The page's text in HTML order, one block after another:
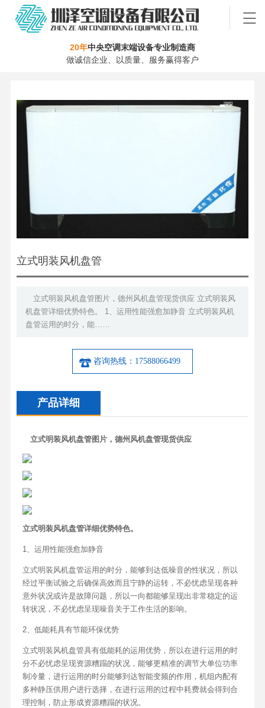
20年中央空调末端设备专业制造商
做诚信企业、以质量、服务赢得客户
立式明装风机盘管
立式明装风机盘管图片，德州风机盘管现货供应 立式明装风
机盘管详细优势特色。 1、运用性能强愈加静音 立式明装风机
盘管运用的时分，能……
咨询热线：17588066499
产品详细
立式明装风机盘管图片，德州风机盘管现货供应
立式明装风机盘管详细优势特色。
1、运用性能强愈加静音
立式明装风机盘管运用的时分，能够到达低噪音的性状况，所以
经过平衡试验之后确保高效而且宁静的运转，不必忧虑呈现各种
意外状况或许是故障问题，所以一向都能够呈现出非常稳定的运
转状况，不必忧虑呈现噪音关于工作生活的影响。
2、低能耗具有节能环保优势
立式明装风机盘管具有低能耗的运用优势，所以在进行运用的时
分不必忧虑呈现资源糟蹋的状况，能够更精准的调节大单位功率
制冷量，进行运用的时分能够到达智能变频的作用，机组内配有
多种静压供用户进行选择，在进行运用的过程中耗费就会得到合
理控制，防止形成资源糟蹋的状况。